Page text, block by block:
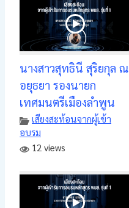
นางสาวสุทธินี สุริยกุล ณ
อยุธยา รองนายก
เทศมนตรีเมืองลำพูน
เสียงสะท้อนจากผู้เข้า
อบรม
12 views